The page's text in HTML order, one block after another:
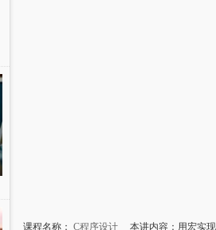
课程名称： C程序设计 本讲内容：用宏实